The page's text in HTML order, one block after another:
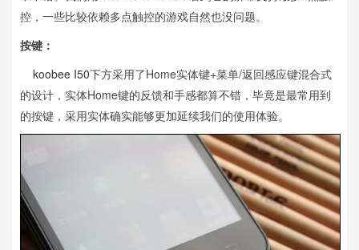
控，一些比较依赖多点触控的游戏自然也没问题。
按键：
koobee I50下方采用了Home实体键+菜单/返回感应键混合式
的设计，实体Home键的反馈和手感都算不错，毕竟是最常用到
的按键，采用实体确实能够更加延续我们的使用体验。